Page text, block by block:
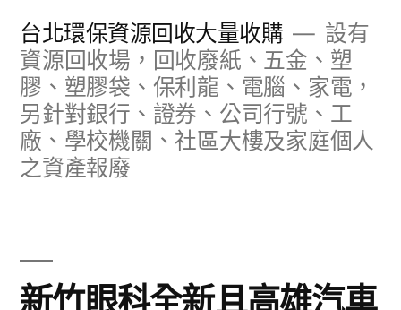
台北環保資源回收大量收購
設有
資源回收場，回收廢紙、五金、塑
膠、塑膠袋、保利龍、電腦、家電，
另針對銀行、證券、公司行號、工
廠、學校機關、社區大樓及家庭個人
之資產報廢
新竹眼科全新且高雄汽車